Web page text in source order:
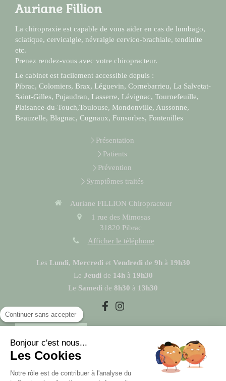
Auriane Fillion
La chiropraxie est capable de vous aider en cas de lumbago,
sciatique, cervicalgie, névralgie cervico-brachiale, tendinite
etc.
Prenez rendez-vous avec votre chiropracteur.
Le cabinet est facilement accessible depuis :
Pibrac, Colomiers, Brax, Léguevin, Cornebarrieu, La Salvetat-
Saint-Gilles, Pujaudran, Lasserre, Lévignac, Tournefeuille,
Plaisance-du-Touch,Toulouse, Mondonville, Aussonne,
Beauzelle, Blagnac, Cugnaux, Fonsorbes, Fontenilles
Présentation
Patients
Prévention
Symptômes traités
Auriane FILLION Chiropracteur
1 rue des Mimosas
31820 Pibrac
Afficher le téléphone
Les Lundi, Mercredi et Vendredi de 9h à 19h30
Le Jeudi de 14h à 19h30
Le Samedi de 8h30 à 13h30
Plan du site
Continuer sans accepter
Bonjour c'est nous...
Les Cookies
Notre rôle est de contribuer à l'analyse du